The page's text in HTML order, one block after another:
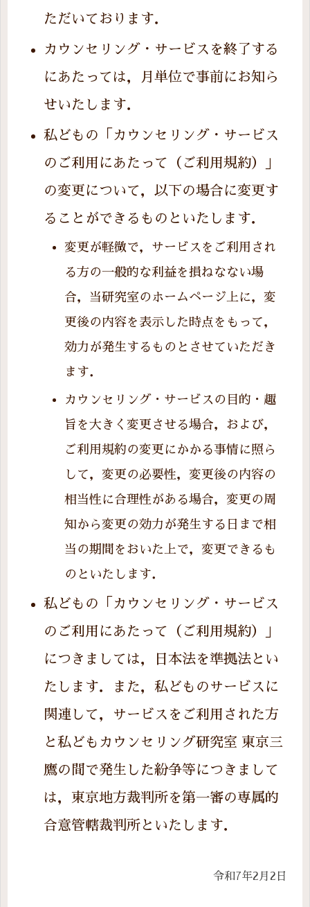
ただいております．
カウンセリング・サービスを終了する
にあたっては，月単位で事前にお知ら
せいたします．
私どもの「カウンセリング・サービス
のご利用にあたって（ご利用規約）」
の変更について，以下の場合に変更す
ることができるものといたします．
変更が軽微で，サービスをご利用され
る方の一般的な利益を損ねなない場
合，当研究室のホームページ上に，変
更後の内容を表示した時点をもって，
効力が発生するものとさせていただき
ます．
カウンセリング・サービスの目的・趣
旨を大きく変更させる場合，および，
ご利用規約の変更にかかる事情に照ら
して，変更の必要性，変更後の内容の
相当性に合理性がある場合，変更の周
知から変更の効力が発生する日まで相
当の期間をおいた上で，変更できるも
のといたします．
私どもの「カウンセリング・サービス
のご利用にあたって（ご利用規約）」
につきましては，日本法を準拠法とい
たします．また，私どものサービスに
関連して，サービスをご利用された方
と私どもカウンセリング研究室 東京三
鷹の間で発生した紛争等につきまして
は，東京地方裁判所を第一審の専属的
合意管轄裁判所といたします．
令和7年2月2日